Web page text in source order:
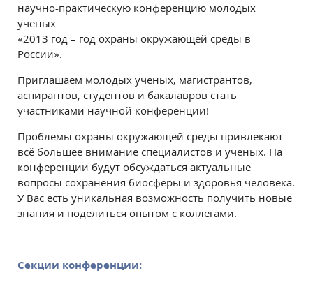
научно-практическую конференцию молодых
ученых
«2013 год – год охраны окружающей среды в
России».
Приглашаем молодых ученых, магистрантов,
аспирантов, студентов и бакалавров стать
участниками научной конференции!
Проблемы охраны окружающей среды привлекают
всё большее внимание специалистов и ученых. На
конференции будут обсуждаться актуальные
вопросы сохранения биосферы и здоровья человека.
У Вас есть уникальная возможность получить новые
знания и поделиться опытом с коллегами.
Секции конференции: